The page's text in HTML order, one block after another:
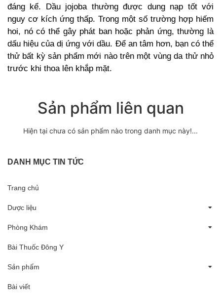
đáng kể. Dầu jojoba thường được dung nạp tốt với
nguy cơ kích ứng thấp. Trong một số trường hợp hiếm
hoi, nó có thể gây phát ban hoặc phản ứng, thường là
dấu hiệu của dị ứng với dầu. Để an tâm hơn, bạn có thể
thử bất kỳ sản phẩm mới nào trên một vùng da thử nhỏ
trước khi thoa lên khắp mặt.
Sản phẩm liên quan
Hiện tại chưa có sản phẩm nào trong danh mục này!...
DANH MỤC TIN TỨC
Trang chủ
Dược liệu
Phòng Khám
Bài Thuốc Đông Y
Sản phẩm
Bài viết